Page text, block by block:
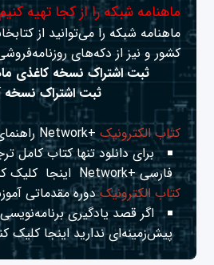
ماهنامه شبکه را از کجا تهیه
ماهنامه شبکه را می‌توانید از
کشور و نیز از دکه‌های
ثبت اشتراک نسخه کاغذی
ثبت اشتراک نسخه
کتاب الکترونیک+Network راهنمای شبکه‌ها
برای دانلود تنها کتاب کامل
فارسی +Network
اینجا کلیک
کتاب الکترونیکدوره مقدماتی
اگر قصد یادگیری
پیش‌زمینه‌ای نداریداینجا کلیک